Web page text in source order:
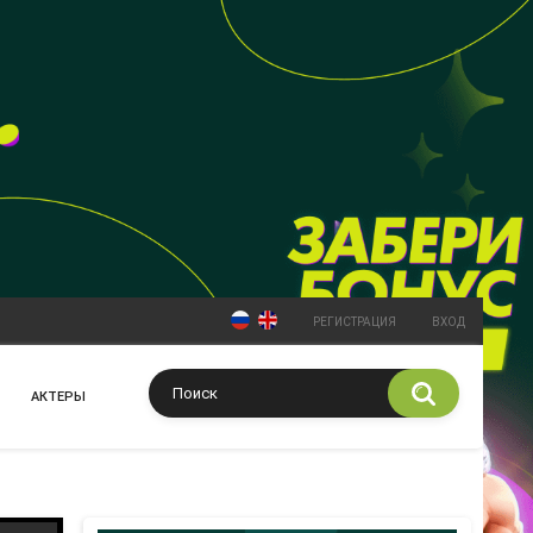
РЕГИСТРАЦИЯ ВХОД
АКТЕРЫ